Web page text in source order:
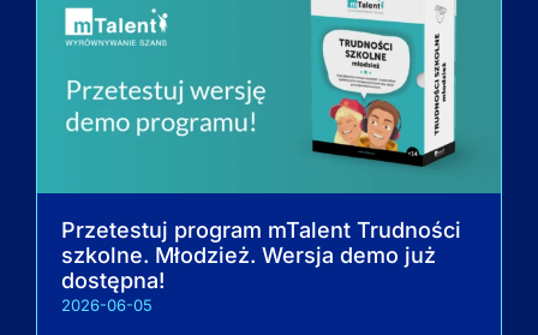
Przetestuj program mTalent Trudności
szkolne. Młodzież. Wersja demo już
dostępna!
2026-06-05